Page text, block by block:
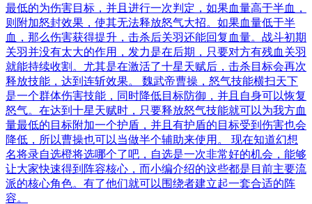
最低的为伤害目标，并且进行一次判定，如果血量高于半血，
则附加怒封效果，使其无法释放怒气大招。如果血量低于半
血，那么伤害获得提升，击杀后关羽还能回复血量。战斗初期
关羽并没有太大的作用，发力是在后期，只要对方有残血关羽
就能持续收割。尤其是在激活了十星天赋后，击杀目标会再次
释放技能，达到连斩效果。 魏武帝曹操，怒气技能横扫天下
是一个群体伤害技能，同时降低目标防御，并且自身可以恢复
怒气。在达到十星天赋时，只要释放怒气技能就可以为我方血
量最低的目标附加一个护盾，并且有护盾的目标受到伤害也会
降低，所以曹操也可以当做半个辅助来使用。 现在知道幻想
名将录自选橙将选哪个了吧，自选是一次非常好的机会，能够
让大家快速得到阵容核心，而小编介绍的这些都是目前主要流
派的核心角色。有了他们就可以围绕者建立起一套合适的阵
容。